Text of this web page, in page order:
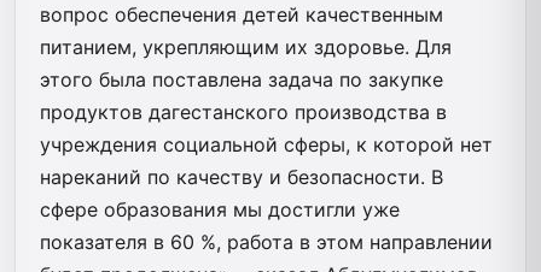
вопрос обеспечения детей качественным
питанием, укрепляющим их здоровье. Для
этого была поставлена задача по закупке
продуктов дагестанского производства в
учреждения социальной сферы, к которой нет
нареканий по качеству и безопасности. В
сфере образования мы достигли уже
показателя в 60 %, работа в этом направлении